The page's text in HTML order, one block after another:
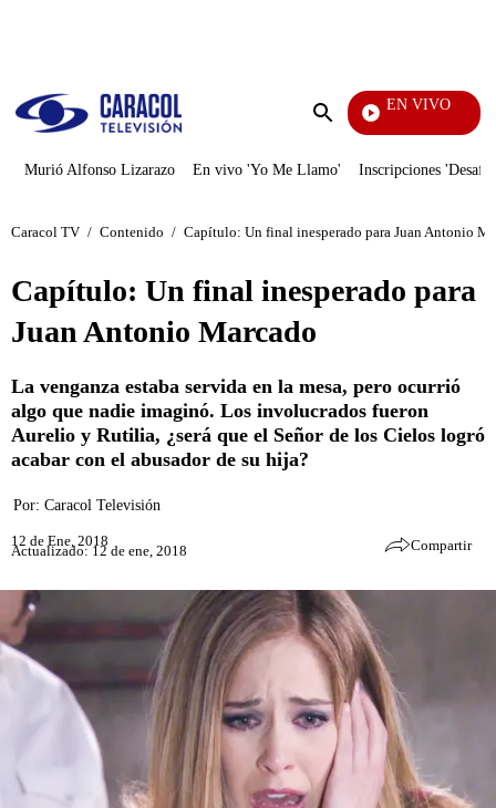
Enviar
EN VIVO
Yo Me Llamo
Murió Alfonso Lizarazo En vivo 'Yo Me Llamo' Inscripciones
Caracol TV / Contenido / Capítulo: Un final inesperado para Juan Antonio
Capítulo: Un final inesperado para
Juan Antonio Marcado
La venganza estaba servida en la mesa, pero ocurrió
algo que nadie imaginó. Los involucrados fueron
Aurelio y Rutilia, ¿será que el Señor de los Cielos logró
acabar con el abusador de su hija?
Por: Caracol Televisión
12 de Ene, 2018
Actualizado: 12 de ene, 2018 Compartir